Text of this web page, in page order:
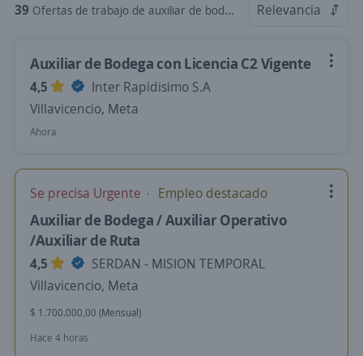
39 Ofertas de trabajo de auxiliar de bodega en Meta Relevancia
Auxiliar de Bodega con Licencia C2 Vigente
4,5
Inter Rapidisimo S.A
Villavicencio, Meta
Ahora
Se precisa Urgente Empleo destacado
Auxiliar de Bodega / Auxiliar Operativo
/Auxiliar de Ruta
4,5
SERDAN - MISION TEMPORAL
Villavicencio, Meta
$ 1.700.000,00 (Mensual)
Hace 4 horas